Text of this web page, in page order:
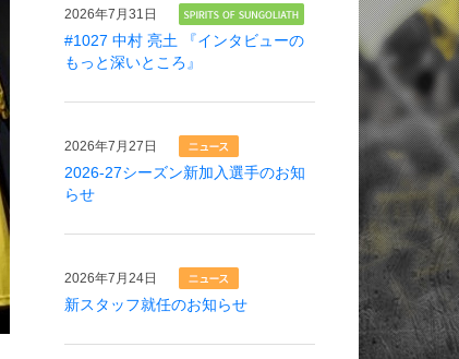
2026年7月31日
#1027 中村 亮土 『インタビューの
もっと深いところ』
2026年7月27日
2026-27シーズン新加入選手のお知
らせ
2026年7月24日
新スタッフ就任のお知らせ